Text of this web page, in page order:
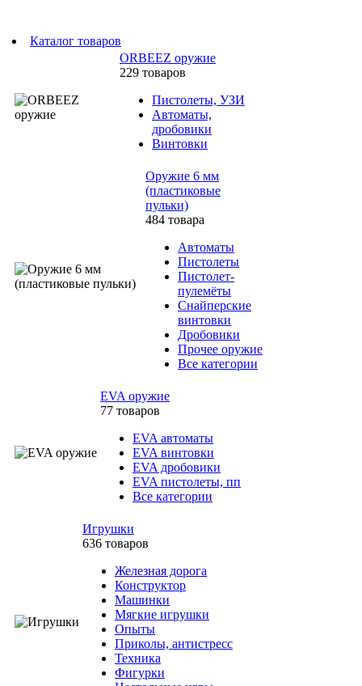
Каталог товаров
ORBEEZ оружие
229 товаров
Пистолеты, УЗИ
Автоматы,
дробовики
Винтовки
Оружие 6 мм
(пластиковые
пульки)
484 товара
Автоматы
Пистолеты
Пистолет-
пулемёты
Снайперские
винтовки
Дробовики
Прочее оружие
Все категории
EVA оружие
77 товаров
EVA автоматы
EVA винтовки
EVA дробовики
EVA пистолеты, пп
Все категории
Игрушки
636 товаров
Железная дорога
Конструктор
Машинки
Мягкие игрушки
Опыты
Приколы, антистресс
Техника
Фигурки